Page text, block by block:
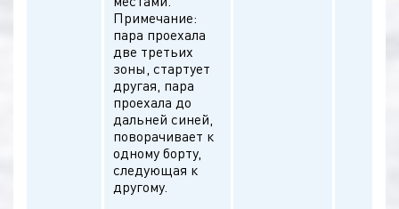
Примечание:
пара проехала
две третьих
зоны, стартует
другая, пара
проехала до
дальней синей,
поворачивает к
одному борту,
следующая к
другому.